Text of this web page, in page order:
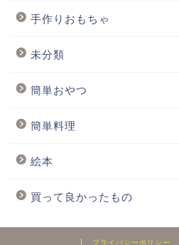
手作りおもちゃ
未分類
簡単おやつ
簡単料理
絵本
買って良かったもの
プライバシーポリシー